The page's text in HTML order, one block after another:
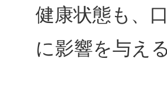
健康状態も、
に影響を与え